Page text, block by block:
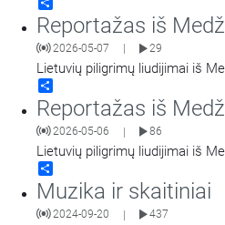
Reportažas iš
2026-05-07 29
Lietuvių piligrimų liudijimai iš
Reportažas iš
2026-05-06 | 86
Lietuvių piligrimų liudijimai iš
Muzika ir skaitiniai
2024-09-20 | 437